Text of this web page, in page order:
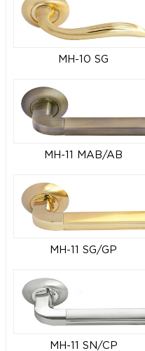
MH-10 SG
MH-11 MAB/AB
MH-11 SG/GP
MH-11 SN/CP